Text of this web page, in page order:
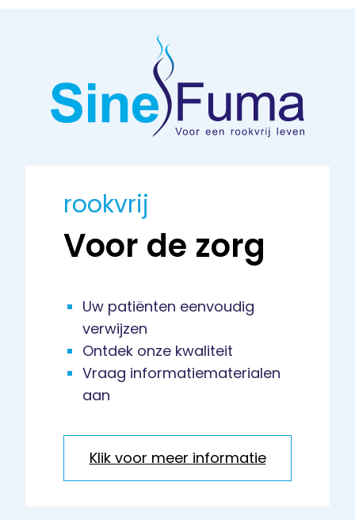
rookvrij
Voor de zorg
Uw patiënten eenvoudig
verwijzen
Ontdek onze kwaliteit
Vraag informatiematerialen
aan
Klik voor meer informatie